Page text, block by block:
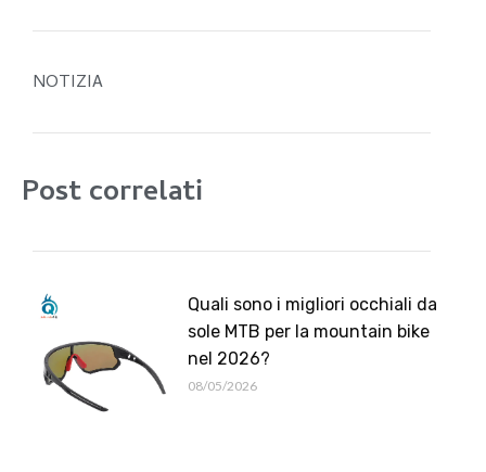
NOTIZIA
Post correlati
Quali sono i migliori occhiali da
sole MTB per la mountain bike
nel 2026?
08/05/2026